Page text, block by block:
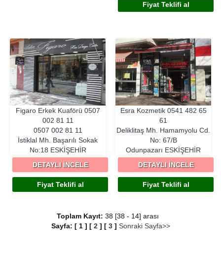
Fiyat Teklifi al
Figaro Erkek Kuaförü 0507
002 81 11
0507 002 81 11
İstiklal Mh. Başarılı Sokak
No:18 ESKIŞEHIR
DETAYLI İNCELE
Fiyat Teklifi al
Esra Kozmetik 0541 482 65
61
Deliklitaş Mh. Hamamyolu Cd.
No: 67/B
Odunpazarı ESKIŞEHIR
DETAYLI İNCELE
Fiyat Teklifi al
Toplam Kayıt: 38 [38 - 14] arası
Sayfa: [ 1] [ 2] [ 3] Sonraki Sayfa>>